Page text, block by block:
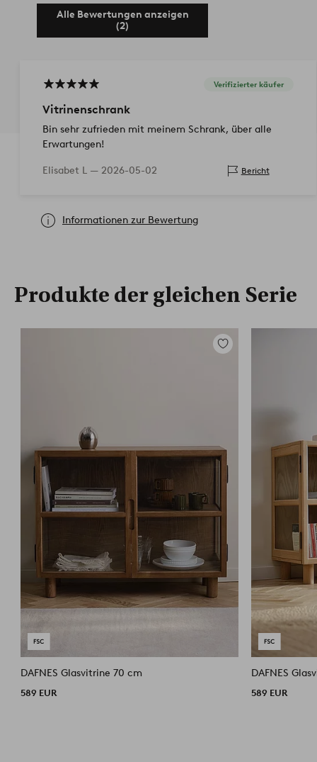
Alle Bewertungen anzeigen
(2)
Verifizierter käufer
Vitrinenschrank
Bin sehr zufrieden mit meinem Schrank, über alle
Erwartungen!
Elisabet L — 2026-05-02 Bericht
Informationen zur Bewertung
Produkte der gleichen Serie
Zu
DAFNES Glasvitrine 70 cm
589 EUR 589 EUR